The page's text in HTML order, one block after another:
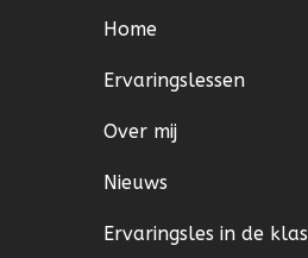
Home
Ervaringslessen
Over mij
Nieuws
Ervaringsles in de klas